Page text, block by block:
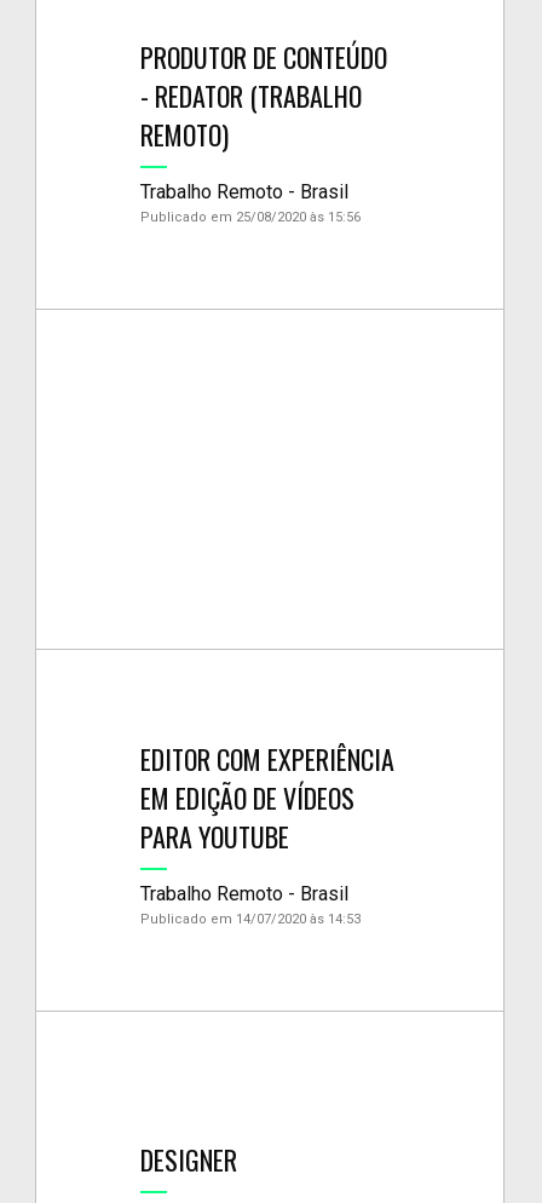
PRODUTOR DE CONTEÚDO
- REDATOR (TRABALHO
REMOTO)
Trabalho Remoto - Brasil
Publicado em 25/08/2020 às 15:56
EDITOR COM EXPERIÊNCIA
EM EDIÇÃO DE VÍDEOS
PARA YOUTUBE
Trabalho Remoto - Brasil
Publicado em 14/07/2020 às 14:53
DESIGNER